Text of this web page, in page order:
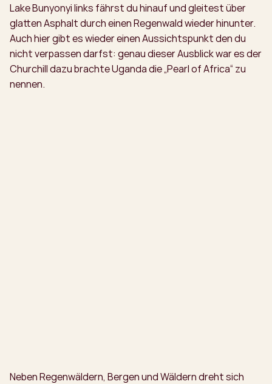
Lake Bunyonyi links fährst du hinauf und gleitest über
glatten Asphalt durch einen Regenwald wieder hinunter.
Auch hier gibt es wieder einen Aussichtspunkt den du
nicht verpassen darfst: genau dieser Ausblick war es der
Churchill dazu brachte Uganda die „Pearl of Africa“ zu
nennen.
Neben Regenwäldern, Bergen und Wäldern dreht sich